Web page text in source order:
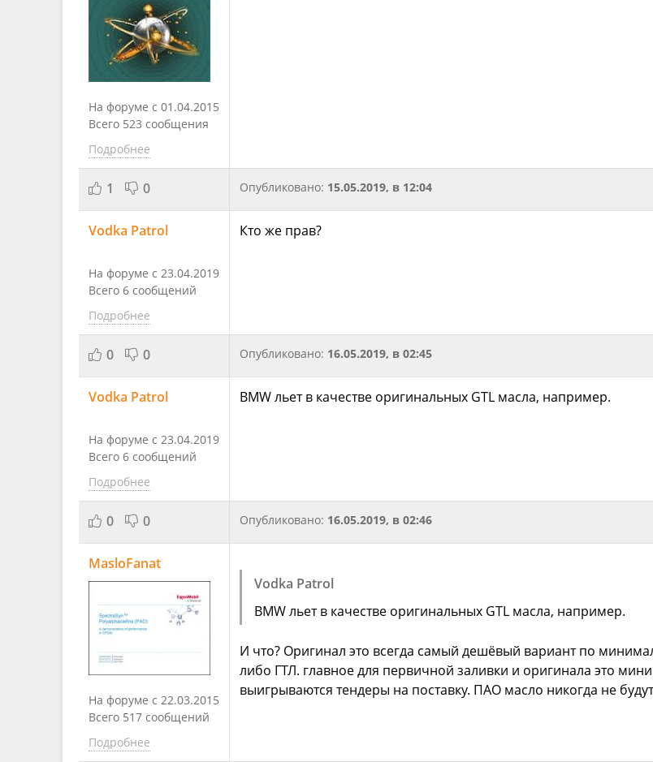
На форуме с 01.04.2015
Всего 523 сообщения
Подробнее
1 0 Опубликовано: 15.05.2019, в 12:04
Vodka Patrol
На форуме с 23.04.2019
Всего 6 сообщений
Подробнее
Кто же прав?
0 0 Опубликовано: 16.05.2019, в 02:45
Vodka Patrol
На форуме с 23.04.2019
Всего 6 сообщений
Подробнее
BMW льет в качестве оригинальных GTL масла, например.
0 0 Опубликовано: 16.05.2019, в 02:46
MasloFanat
На форуме с 22.03.2015
Всего 517 сообщений
Подробнее
Vodka Patrol
BMW льет в качестве оригинальных GTL масла, например.
И что? Оригинал это всегда самый дешёвый вариант по
либо ГТЛ. главное для первичной заливки и оригинала это
выигрываются тендеры на поставку. ПАО масло никогда не